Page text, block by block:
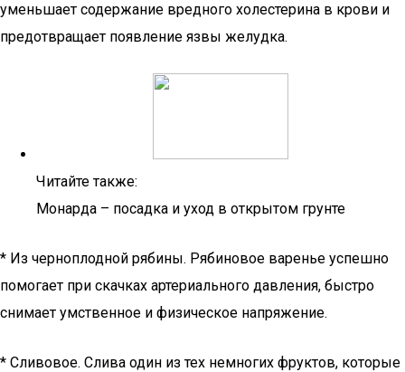
уменьшает содержание вредного холестерина в крови и
предотвращает появление язвы желудка.
Читайте также:
Монарда – посадка и уход в открытом грунте
* Из черноплодной рябины. Рябиновое варенье успешно
помогает при скачках артериального давления, быстро
снимает умственное и физическое напряжение.
* Сливовое. Слива один из тех немногих фруктов, которые